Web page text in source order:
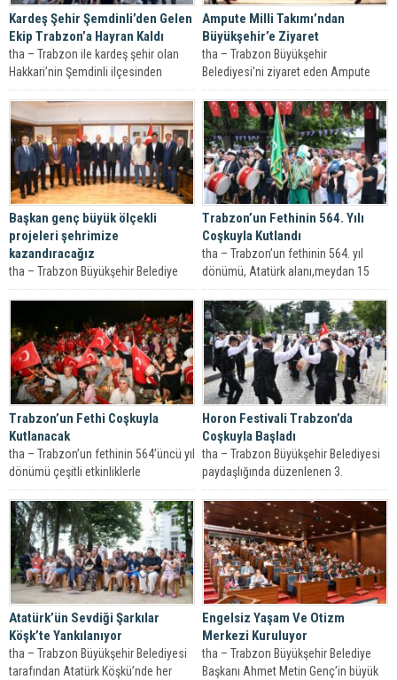
Kardeş Şehir Şemdinli’den Gelen
Ekip Trabzon’a Hayran Kaldı
tha – Trabzon ile kardeş şehir olan
Hakkari’nin Şemdinli ilçesinden
Trabzon’a gelen 45 kişilik ekip,...
Ampute Milli Takımı’ndan
Büyükşehir’e Ziyaret
tha – Trabzon Büyükşehir
Belediyesi’ni ziyaret eden Ampute
Milli Futbol Takımı, Başkan Vekilleri
Faruk Kanca...
Başkan genç büyük ölçekli
projeleri şehrimize
kazandıracağız
tha – Trabzon Büyükşehir Belediye
Başkanı Ahmet Metin Genç,
yöneticileri...
Trabzon’un Fethinin 564. Yılı
Coşkuyla Kutlandı
tha – Trabzon’un fethinin 564. yıl
dönümü, Atatürk alanı,meydan 15
Temmuz Şehitler ve Hürriyet
Parkı’nda...
Trabzon’un Fethi Coşkuyla
Kutlanacak
tha – Trabzon’un fethinin 564’üncü yıl
dönümü çeşitli etkinliklerle
kutlanacak. Tüm vatandaşları bu
coşkuya ortak...
Horon Festivali Trabzon’da
Coşkuyla Başladı
tha – Trabzon Büyükşehir Belediyesi
paydaşlığında düzenlenen 3.
Uluslararası Trabzon Horon ve Müzik
Festivali, görkemli...
Atatürk’ün Sevdiği Şarkılar
Köşk’te Yankılanıyor
tha – Trabzon Büyükşehir Belediyesi
tarafından Atatürk Köşkü’nde her
Engelsiz Yaşam Ve Otizm
Merkezi Kuruluyor
tha – Trabzon Büyükşehir Belediye
Başkanı Ahmet Metin Genç’in büyük